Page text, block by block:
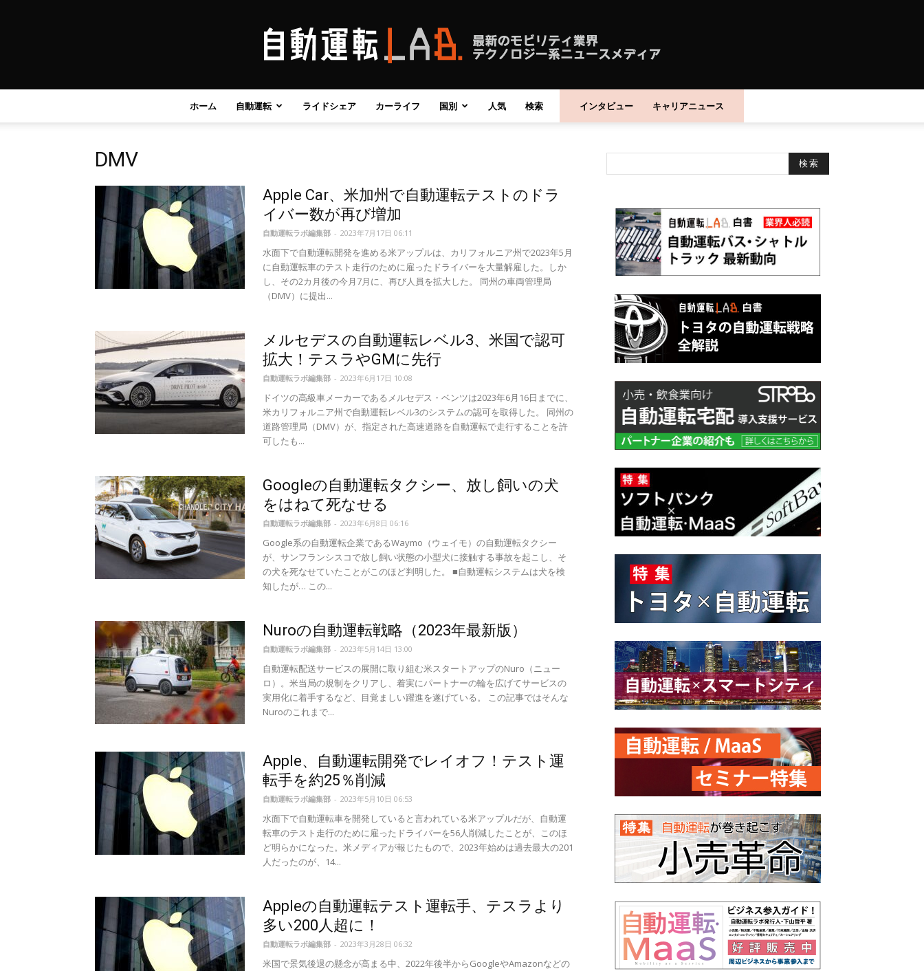
自
動
運
ボ
ホーム 自動運転 ライドシェア カーライフ 国別 人気 検索 インタビュー キャリアニュース
DMV
Apple Car、米加州で自動運転テストのドラ
イバー数が再び増加
自動運転ラボ編集部 - 2023年7月17日 06:11
水面下で自動運転開発を進める米アップルは、カリフォルニア州で2023年5月
に自動運転車のテスト走行のために雇ったドライバーを大量解雇した。しか
し、その2カ月後の今月7月に、再び人員を拡大した。 同州の車両管理局
（DMV）に提出...
メルセデスの自動運転レベル3、米国で認可
拡大！テスラやGMに先行
自動運転ラボ編集部 - 2023年6月17日 10:08
ドイツの高級車メーカーであるメルセデス・ベンツは2023年6月16日までに、
米カリフォルニア州で自動運転レベル3のシステムの認可を取得した。 同州の
道路管理局（DMV）が、指定された高速道路を自動運転で走行することを許
可したも...
Googleの自動運転タクシー、放し飼いの犬
をはねて死なせる
自動運転ラボ編集部 - 2023年6月8日 06:16
Google系の自動運転企業であるWaymo（ウェイモ）の自動運転タクシー
が、サンフランシスコで放し飼い状態の小型犬に接触する事故を起こし、そ
の犬を死なせていたことがこのほど判明した。 ■自動運転システムは犬を検
知したが… この...
Nuroの自動運転戦略（2023年最新版）
自動運転ラボ編集部 - 2023年5月14日 13:00
自動運転配送サービスの展開に取り組む米スタートアップのNuro（ニュー
ロ）。米当局の規制をクリアし、着実にパートナーの輪を広げてサービスの
実用化に着手するなど、目覚ましい躍進を遂げている。 この記事ではそんな
Nuroのこれまで...
Apple、自動運転開発でレイオフ！テスト運
転手を約25％削減
自動運転ラボ編集部 - 2023年5月10日 06:53
水面下で自動運転車を開発していると言われている米アップルだが、自動運
転車のテスト走行のために雇ったドライバーを56人削減したことが、このほ
ど明らかになった。米メディアが報じたもので、2023年始めは過去最大の201
人だったのが、14...
Appleの自動運転テスト運転手、テスラより
多い200人超に！
自動運転ラボ編集部 - 2023年3月28日 06:32
米国で景気後退の懸念が高まる中、2022年後半からGoogleやAmazonなどの